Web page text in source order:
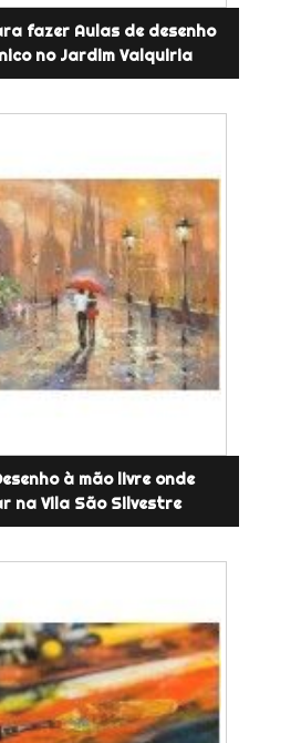
fazer Aulas de desenho
no Jardim Valquiria
à mão livre onde
na Vila São Silvestre